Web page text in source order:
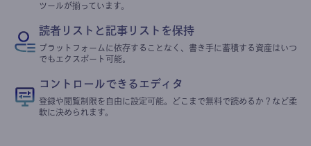
ツールが揃っています。
読者リストと記事リストを保持
プラットフォームに依存することなく、書き手に蓄積する資産はいつ
でもエクスポート可能。
コントロールできるエディタ
登録や閲覧制限を自由に設定可能。どこまで無料で読めるか？など柔
軟に決められます。